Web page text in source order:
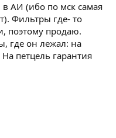
в АИ (ибо по мск самая
Фильтры где- то
поэтому продаю.
где он лежал: на
петцель гарантия